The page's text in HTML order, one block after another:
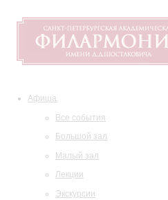
Афиша
Все события
Большой зал
Малый зал
Лекции
Экскурсии